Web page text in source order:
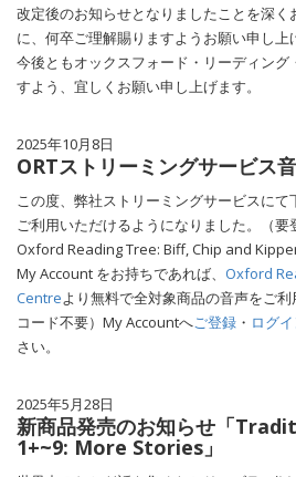
改定後のお知らせとなりましたことを深く
に、何卒ご理解賜りますようお願い申し上
今後ともオックスフォード・リーディング
すよう、宜しくお願い申し上げます。
2025年10月8日
ORTストリーミングサービス
この度、弊社ストリーミングサービスに
ご利用いただけるようになりました。（要
Oxford Reading Tree: Biff, Chip and
My Account をお持ちであれば、 Oxford
Centreより無料で全対象商品の音声をご
コード不要）My Accountへご登録 ・ ログ
さい。
2025年5月28日
新商品発売のお知らせ「
1+~9: More Stories」